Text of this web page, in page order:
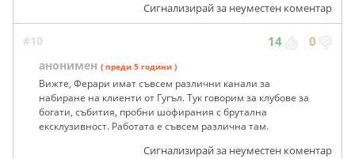
Сигнализирай за неуместен коментар
#10 14 0
анонимен ( преди 5 години )
Вижте, Ферари имат съвсем различни канали за
набиране на клиенти от Гугъл. Тук говорим за клубове за
богати, събития, пробни шофирания с брутална
ексклузивност. Работата е съвсем различна там.
Сигнализирай за неуместен коментар